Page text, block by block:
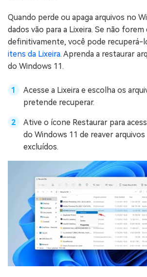
Quando perde ou apaga arquivos no
dados vão para a Lixeira. Se não forem
definitivamente, você pode recuperá-
itens da Lixeira. Aprenda a restaurar
do Windows 11.
Acesse a Lixeira e escolha os
pretende recuperar.
Ative o ícone Restaurar para
do Windows 11 de reaver
excluídos.